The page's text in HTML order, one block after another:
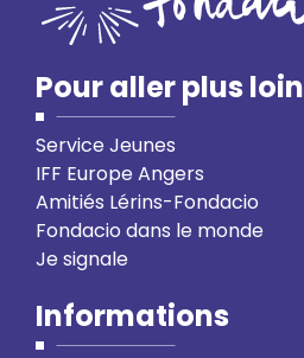
Pour aller plus loin
Service Jeunes
IFF Europe Angers
Amitiés Lérins-Fondacio
Fondacio dans le monde
Je signale
Informations